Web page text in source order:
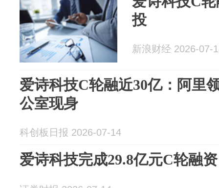
投
新浪财经 2026-07-
爱诗科技C轮融近30亿：阿里
公室现身
科创板日报 2026-07-14
爱诗科技完成29.8亿元C轮融资